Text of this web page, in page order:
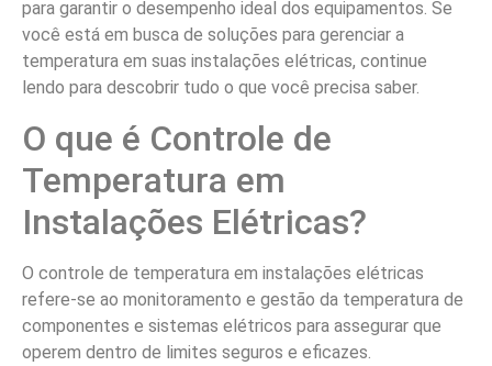
para garantir o desempenho ideal dos equipamentos. Se
você está em busca de soluções para gerenciar a
temperatura em suas instalações elétricas, continue
lendo para descobrir tudo o que você precisa saber.
O que é Controle de
Temperatura em
Instalações Elétricas?
O controle de temperatura em instalações elétricas
refere-se ao monitoramento e gestão da temperatura de
componentes e sistemas elétricos para assegurar que
operem dentro de limites seguros e eficazes.